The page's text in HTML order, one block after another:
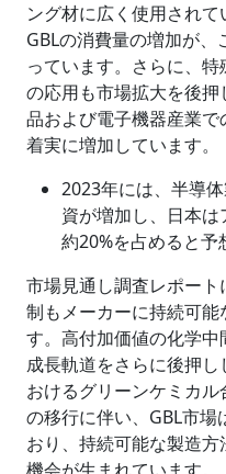
ング材に広く使用され
GBLの​​消費量の増加が
っています。さらに、
の応用も市場拡大を後
品および電子機器産業
着実に増加しています。
2023年には、半導
資が増加し、日本
約20%を占めると予
市場見通し調査レポー
制もメーカーに持続可能
す。高付加価値の化学
成長軌道をさらに後押
おけるグリーンケミカ
の移行に伴い、GBL市
おり、持続可能な製造